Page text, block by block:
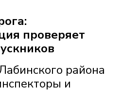
проверяет
района
и